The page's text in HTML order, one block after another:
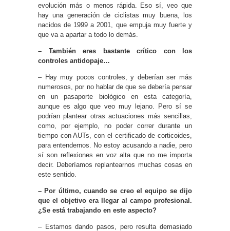
evolución más o menos rápida. Eso sí, veo que
hay una generación de ciclistas muy buena, los
nacidos de 1999 a 2001, que empuja muy fuerte y
que va a apartar a todo lo demás.
– También eres bastante crítico con los
controles antidopaje…
– Hay muy pocos controles, y deberían ser más
numerosos, por no hablar de que se debería pensar
en un pasaporte biológico en esta categoría,
aunque es algo que veo muy lejano. Pero sí se
podrían plantear otras actuaciones más sencillas,
como, por ejemplo, no poder correr durante un
tiempo con AUTs, con el certificado de corticoides,
para entendernos. No estoy acusando a nadie, pero
sí son reflexiones en voz alta que no me importa
decir. Deberíamos replantearnos muchas cosas en
este sentido.
– Por último, cuando se creo el equipo se dijo
que el objetivo era llegar al campo profesional.
¿Se está trabajando en este aspecto?
– Estamos dando pasos, pero resulta demasiado